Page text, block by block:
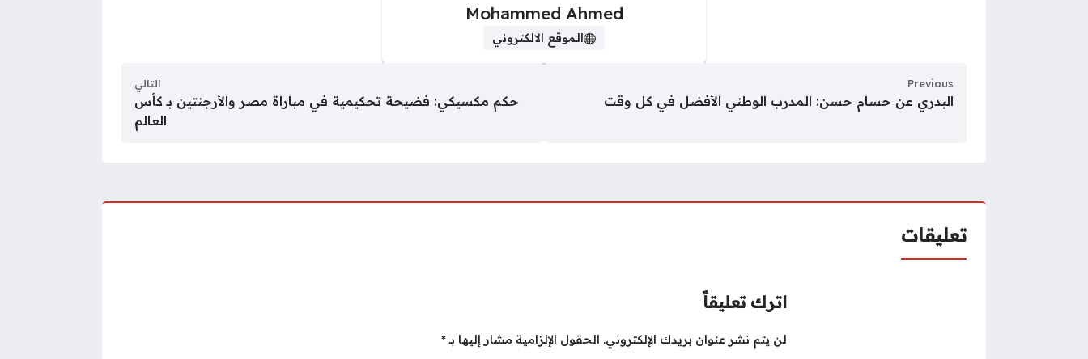
Mohammed Ahmed
الموقع الالكتروني
Previous
البدري عن حسام حسن: المدرب الوطني الأفضل في كل وقت
التالي
حكم مكسيكي: فضيحة تحكيمية في مباراة مصر والأرجنتين بـ كأس
العالم
تعليقات
اترك تعليقاً
لن يتم نشر عنوان بريدك الإلكتروني. الحقول الإلزامية مشار إليها بـ*